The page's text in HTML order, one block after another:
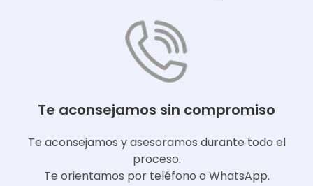
Te aconsejamos sin compromiso
Te aconsejamos y asesoramos durante todo el
proceso.
Te orientamos por teléfono o WhatsApp.